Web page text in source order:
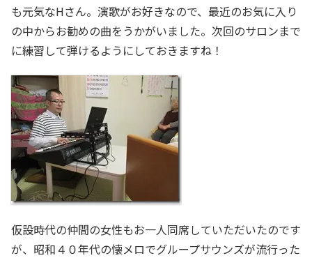
も元気なHさん。演歌がお好きなので、最近のお気に入り
の中からお勧めの曲をうかがいました。次回のサロンまで
に練習して弾けるようにしておきますね！
仮設時代の仲間の女性もお一人同席していただいたのです
が、昭和４０年代の懐メロでグループサウンズが流行った